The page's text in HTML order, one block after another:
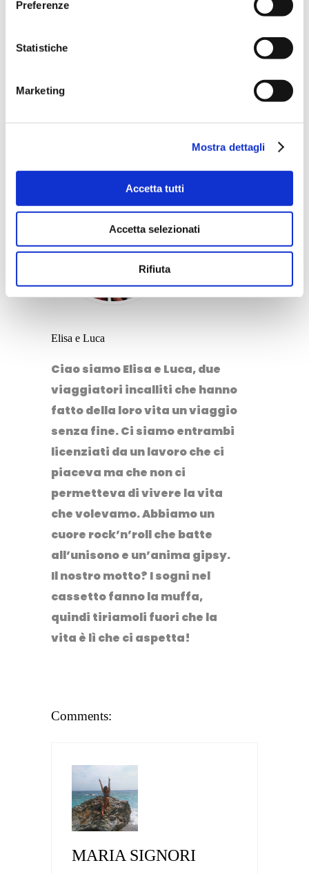
Preferenze
Statistiche
Marketing
Mostra dettagli
Accetta tutti
Accetta selezionati
Rifiuta
5
14 Luglio 2020
Elisa e Luca
Ciao siamo Elisa e Luca, due
viaggiatori incalliti che hanno
fatto della loro vita un viaggio
senza fine. Ci siamo entrambi
licenziati da un lavoro che ci
piaceva ma che non ci
permetteva di vivere la vita
che volevamo. Abbiamo un
cuore rock’n’roll che batte
all’unisono e un’anima gipsy.
Il nostro motto? I sogni nel
cassetto fanno la muffa,
quindi tiriamoli fuori che la
vita è lì che ci aspetta!
Comments:
MARIA SIGNORI